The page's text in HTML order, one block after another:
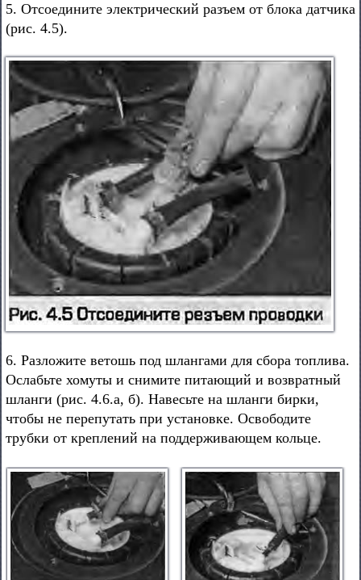
5. Отсоедините электрический разъем от блока датчика
(рис. 4.5).
6. Разложите ветошь под шлангами для сбора топлива.
Ослабьте хомуты и снимите питающий и возвратный
шланги (рис. 4.6.а, б). Навесьте на шланги бирки,
чтобы не перепутать при установке. Освободите
трубки от креплений на поддерживающем кольце.